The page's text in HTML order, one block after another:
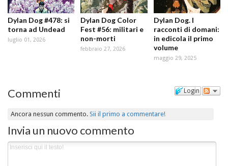
Dylan Dog #478: si
torna ad Undead
luglio 01, 2026
Dylan Dog Color
Fest #56: militari e
non-morti
febbraio 27, 2026
Dylan Dog. I
racconti di domani:
in edicola il primo
volume
maggio 29, 2025
Login
Commenti
Ancora nessun commento.Sii il primo a commentare!
Invia un nuovo commento